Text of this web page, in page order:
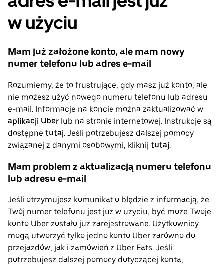
w użyciu
Mam już założone konto, ale mam nowy
numer telefonu lub adres e-mail
Rozumiemy, że to frustrujące, gdy masz już konto, ale
nie możesz użyć nowego numeru telefonu lub adresu
e-mail. Informacje na koncie można zaktualizować w
aplikacji Uber lub na stronie internetowej. Instrukcje są
dostępne tutaj. Jeśli potrzebujesz dalszej pomocy
związanej z danymi osobowymi, ‌kliknij tutaj.
Mam problem z aktualizacją numeru telefonu
lub adresu e-mail
Jeśli otrzymujesz komunikat o błędzie z informacją, że
Twój numer telefonu jest już w użyciu, być może Twoje
konto Uber zostało już zarejestrowane. Użytkownicy
mogą utworzyć tylko jedno konto Uber zarówno do
przejazdów, jak i zamówień z Uber Eats. Jeśli
potrzebujesz dalszej pomocy dotyczącej konta,